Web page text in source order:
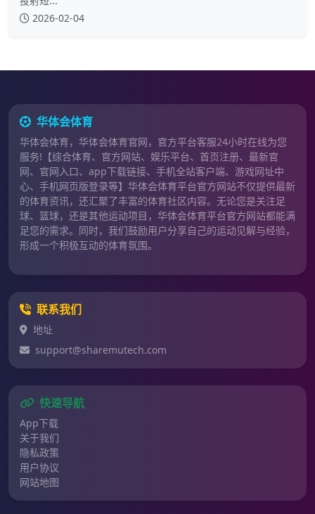
2026-02-04
华体会体育
华体会体育，华体会体育官网，官方平台客服24小时在线为您
服务!【综合体育、官方网站、娱乐平台、首页注册、最新官
网、官网入口、app下载链接、手机全站客户端、游戏网址中
心、手机网页版登录等】华体会体育平台官方网站不仅提供最新
的体育资讯，还汇聚了丰富的体育社区内容。无论您是关注足
球、篮球，还是其他运动项目，华体会体育平台官方网站都能满
足您的需求。同时，我们鼓励用户分享自己的运动见解与经验，
形成一个积极互动的体育氛围。
联系我们
地址
support@sharemutech.com
快速导航
App下载
关于我们
隐私政策
用户协议
网站地图